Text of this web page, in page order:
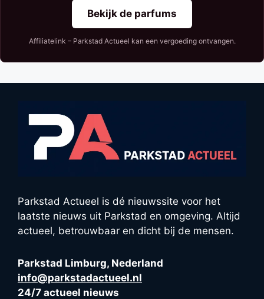
Bekijk de parfums
Affiliatelink – Parkstad Actueel kan een vergoeding ontvangen.
Parkstad Actueel is dé nieuwssite voor het
laatste nieuws uit Parkstad en omgeving. Altijd
actueel, betrouwbaar en dicht bij de mensen.
Parkstad Limburg, Nederland
info@parkstadactueel.nl
24/7 actueel nieuws